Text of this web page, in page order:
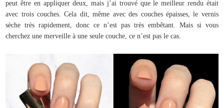
peut être en appliquer deux, mais j’ai trouvé que le meilleur rendu était
avec trois couches. Cela dit, même avec des couches épaisses, le vernis
sèche très rapidement, donc ce n’est pas très embêtant. Mais si vous
cherchez une merveille à une seule couche, ce n’est pas le cas.